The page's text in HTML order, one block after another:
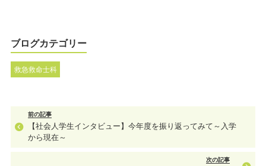
ブログカテゴリー
救急救命士科
前の記事
【社会人学生インタビュー】今年度を振り返ってみて～入学
から現在～
次の記事